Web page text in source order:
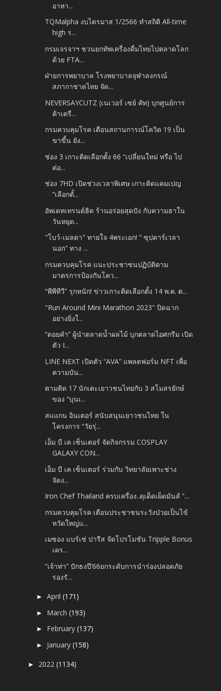
อาหา...
TQMalpha งบไตรมาส 1/2566 ทำสถิติ All-time
high ร...
กรมเจรจาฯ ชวนยกทัพเครื่องดื่มไทยไปตลาดโลก
ด้วย FTA...
ฝ่ายการพยาบาล โรงพยาบาลจุฬาลงกรณ์
สภากาชาดไทย จัด...
NEVERSAYCUTZ (เนเวอร์ เซย์ คัท) บุกศูนย์การ
ค้าเครื...
กรมควบคุมโรค เตือนสถานการณ์โควิด 19 เป็น
ขาขี้น ยัง...
ช่อง 3 เกาะติดเลือกตั้ง 66 “เปลี่ยนใหม่ หรือ ไป
ต่อ...
ช่อง 7HD เปิดช่วงเวลาพิเศษ เกาะติดแคมเปญ
“เลือกตั้...
อัพเดทเทรนด์ฮิต ร้านอร่อยสุดปัง กับความฮาใน
วันหยุด...
"โบว์-เมลดา" ทายใจ 4พระเอก! “ ซุปตาร์เวลา
นอก” ทาง ...
กรมควบคุมโรค แนะประชาชนปฏิบัติตาม
มาตรการป้องกันโคว...
“พีพีทีวี” รุกหนัก! ข่าวเกาะติดเลือกตั้ง 14 พ.ค. ต...
"Run Around Mini Marathon 2023" ปิดฉาก
อย่างยิ่งใ...
“ดอยคำ” ผู้นำตลาดน้ำผลไม้ บุกตลาดไอศกรีม เปิด
ตัว I...
LINE NEXT เปิดตัว “AVA” แพลตฟอร์ม NFT เพื่อ
ความบัน...
ตามติด 17 นักเตะเยาวชนไทยกับ 3 สโมสรยักษ์
ของ “บุนเ...
สแแกน อินเตอร์ สนับสนุนเยาวชนไทย ใน
โครงการ “วัยรุ่...
เอ็ม บี เค เซ็นเตอร์ จัดกิจกรรม COSPLAY
GALAXY CON...
เอ็ม บี เค เซ็นเตอร์ ร่วมกับ วิทยาลัยเพาะช่าง
จัดง...
Iron Chef Thailand ครบเครื่อง..ดุเด็ดเผ็ดมันส์ “...
กรมควบคุมโรค เตือนประชาชนระวังป่วยเป็นไข้
หวัดใหญ่แ...
เมซอง แบร์เช่ ปารีส จัดโปรโมชัน Tripple Bonus
เคร...
“เจ้าท่า” ปักธงปี’66ยกระดับการนำร่องปลอดภัย
รองรั...
►April(171)
► March(193)
► February(137)
► January(158)
► 2022(1134)